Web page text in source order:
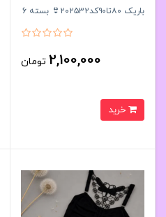
باریک ۸۰تا۹۰کد۲۰۲۵۳۲👙 بسته 6
2,100,000 تومان